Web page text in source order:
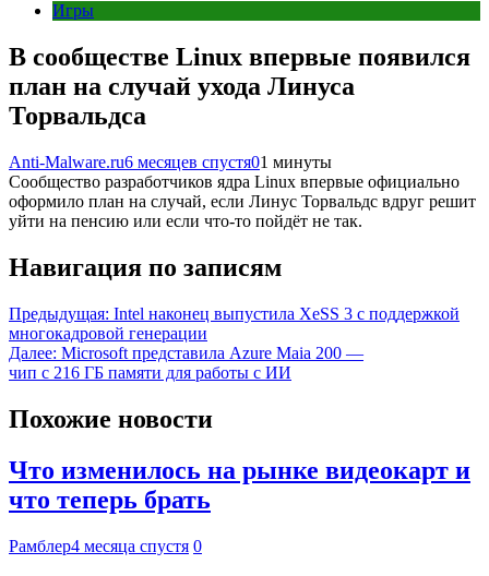
Игры
В сообществе Linux впервые появился
план на случай ухода Линуса
Торвальдса
Anti-Malware.ru6 месяцев спустя01 минуты
Сообщество разработчиков ядра Linux впервые официально
оформило план на случай, если Линус Торвальдс вдруг решит
уйти на пенсию или если что-то пойдёт не так.
Навигация по записям
Предыдущая: Intel наконец выпустила XeSS 3 с поддержкой
многокадровой генерации
Далее: Microsoft представила Azure Maia 200 —
чип с 216 ГБ памяти для работы с ИИ
Похожие новости
Что изменилось на рынке видеокарт и
что теперь брать
Рамблер4 месяца спустя 0